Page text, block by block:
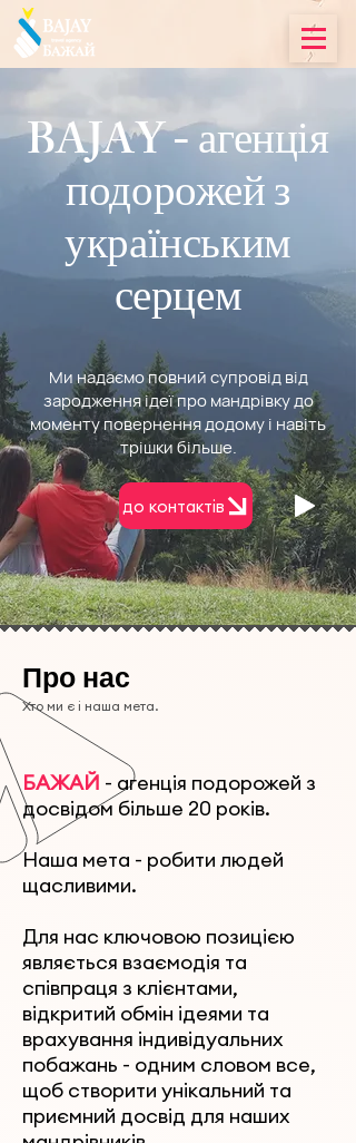
BAJAY - агенція
подорожей з
українським
серцем
Ми надаємо повний супровід від
зародження ідеї про мандрівку до
моменту повернення додому і навіть
трішки більше.
до контактів
Про нас
Хто ми є і наша мета.
БАЖАЙ - агенція подорожей з
досвідом більше 20 років.
Наша мета - робити людей
щасливими.
Для нас ключовою позицією
являється взаємодія та
співпраця з клієнтами,
відкритий обмін ідеями та
врахування індивідуальних
побажань - одним словом все,
щоб створити унікальний та
приємний досвід для наших